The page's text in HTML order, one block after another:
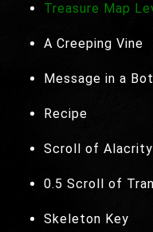
Treasure Map
A Creeping Vine
Message in a
Recipe
Scroll of Alacrity
0.5 Scroll of
Skeleton Key